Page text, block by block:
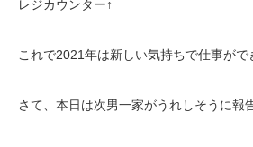
レジカウンター↑
これで2021年は新しい気持ちで仕事がで
さて、本日は次男一家がうれしそうに報